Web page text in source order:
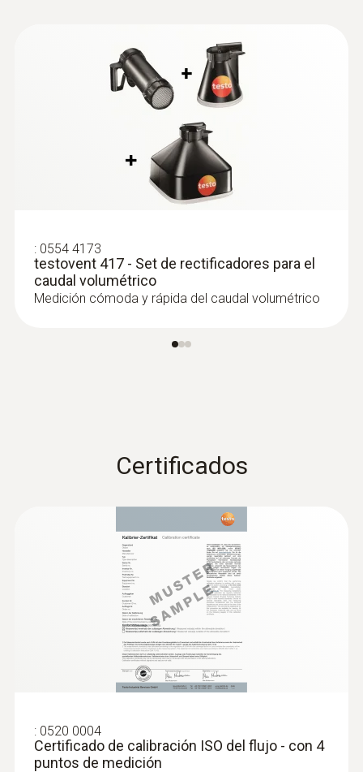
: 0554 4173
testovent 417 - Set de rectificadores para el
caudal volumétrico
Medición cómoda y rápida del caudal volumétrico
Certificados
: 0520 0004
Certificado de calibración ISO del flujo - con 4
puntos de medición